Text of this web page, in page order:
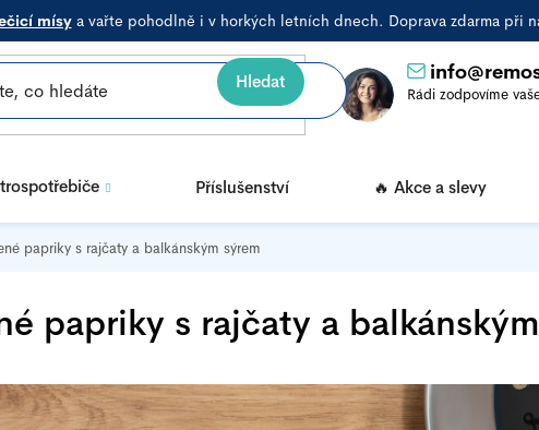
mísya vařte pohodlně i v horkých letních dnech. Doprava zdarma při
Hledat info@
Příslušenství 🔥 Akce a slevy
papriky s rajčaty a balkánským sýrem
papriky s rajčaty a